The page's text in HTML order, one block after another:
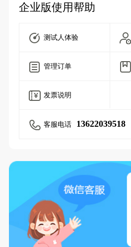
企业版使用帮助
测试人体验
管理订单
发票说明
客服电话 13622039518